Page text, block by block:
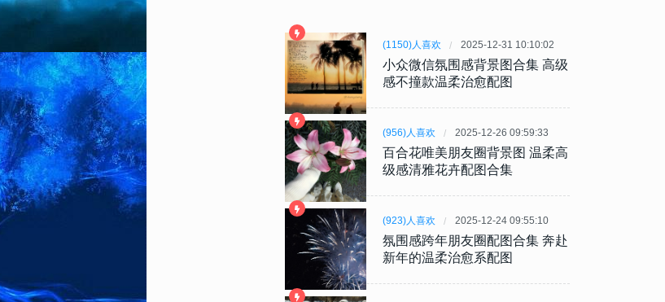
(1150)人喜欢 2025-12-31 10:10:02
小众微信氛围感背景图合集 高级
感不撞款温柔治愈配图
(956)人喜欢 2025-12-26 09:59:33
百合花唯美朋友圈背景图 温柔高
级感清雅花卉配图合集
(923)人喜欢 2025-12-24 09:55:10
氛围感跨年朋友圈配图合集 奔赴
新年的温柔治愈系配图